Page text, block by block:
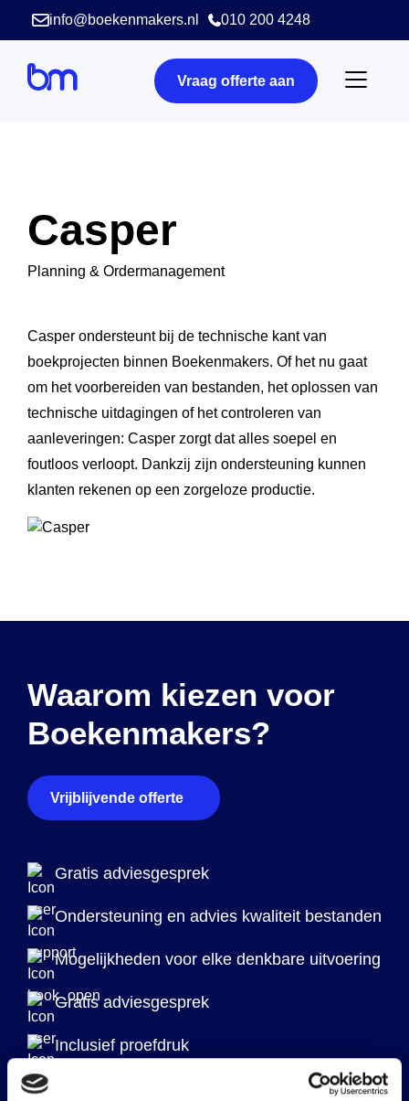
info@boekenmakers.nl 010 200 4248
Vraag offerte aan
Casper
Planning & Ordermanagement
Casper ondersteunt bij de technische kant van
boekprojecten binnen Boekenmakers. Of het nu gaat
om het voorbereiden van bestanden, het oplossen van
technische uitdagingen of het controleren van
aanleveringen: Casper zorgt dat alles soepel en
foutloos verloopt. Dankzij zijn ondersteuning kunnen
klanten rekenen op een zorgeloze productie.
Waarom kiezen voor
Boekenmakers?
Vrijblijvende offerte
Gratis adviesgesprek
Ondersteuning en advies kwaliteit bestanden
Mogelijkheden voor elke denkbare uitvoering
Gratis adviesgesprek
Inclusief proefdruk
Hulp bij zelf boek uitgeven in eigen beheer